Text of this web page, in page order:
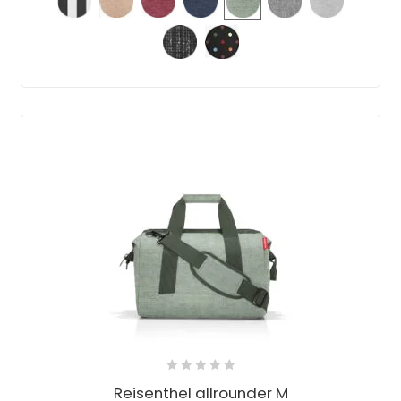
Reisenthel allrounder M